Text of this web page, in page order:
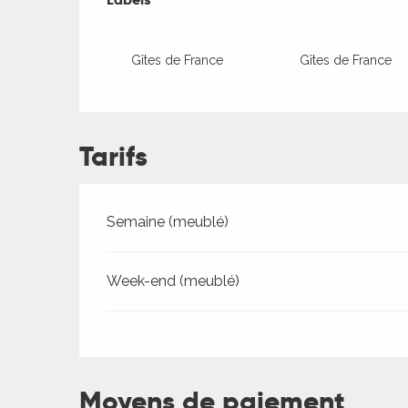
Gîtes de France Gîtes de France
Tarifs
Tarifs 2026
Semaine (meublé)
Week-end (meublé)